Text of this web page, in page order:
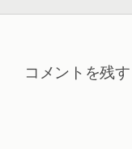
コメントを残す